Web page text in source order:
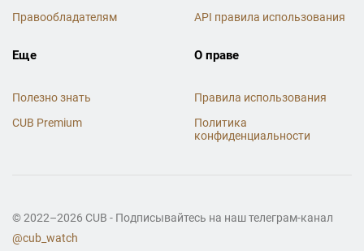
Правообладателям
API правила использования
Еще
Полезно знать
CUB Premium
О праве
Правила использования
Политика
конфиденциальности
© 2022–2026 CUB - Подписывайтесь на наш телеграм-канал
@cub_watch